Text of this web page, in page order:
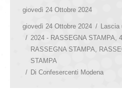
giovedì 24 Ottobre 2024
giovedì 24 Ottobre 2024
2024 - RASSEGNA STAMPA
RASSEGNA STAMPA
STAMPA
Di Confesercenti Modena